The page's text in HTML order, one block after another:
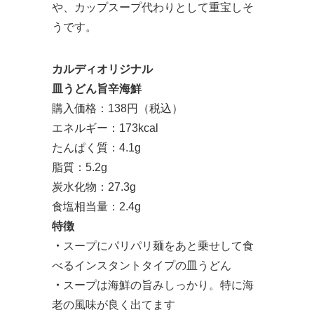
や、カップスープ代わりとして重宝しそ
うです。
カルディオリジナル
皿うどん旨辛海鮮
購入価格：138円（税込）
エネルギー：173kcal
たんぱく質：4.1g
脂質：5.2g
炭水化物：27.3g
食塩相当量：2.4g
特徴
・ スープにパリパリ麺をあと乗せして食
べるインスタントタイプの皿うどん
・ スープは海鮮の旨みしっかり。特に海
老の風味が良く出てます